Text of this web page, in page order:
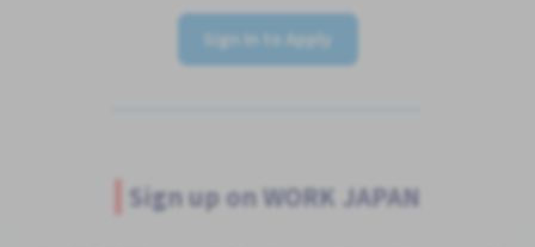
Sign In to Apply
Sign up on WORK JAPAN